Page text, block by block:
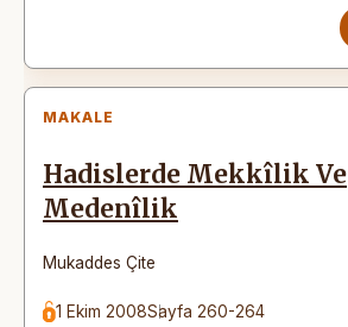
MAKALE
Hadislerde Mekkîlik Ve
Medenîlik
Mukaddes Çite
1 Ekim 2008Sayfa 260-264